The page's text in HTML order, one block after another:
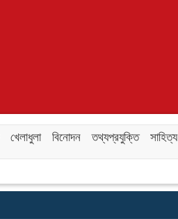
খেলাধুলা বিনোদন তথ্যপ্রযুক্তি সাহিত্য